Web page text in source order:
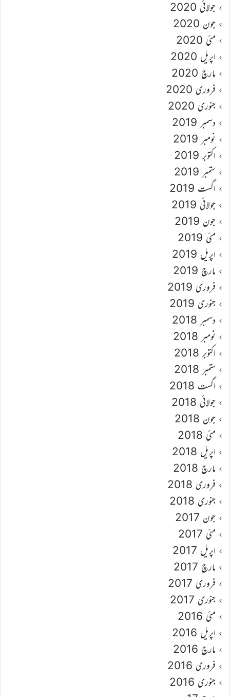
جولائی 2020
جون 2020
مئی 2020
اپریل 2020
مارچ 2020
فروری 2020
جنوری 2020
دسمبر 2019
نومبر 2019
اکتوبر 2019
ستمبر 2019
اگست 2019
جولائی 2019
جون 2019
مئی 2019
اپریل 2019
مارچ 2019
فروری 2019
جنوری 2019
دسمبر 2018
نومبر 2018
اکتوبر 2018
ستمبر 2018
اگست 2018
جولائی 2018
جون 2018
مئی 2018
اپریل 2018
مارچ 2018
فروری 2018
جنوری 2018
جون 2017
مئی 2017
اپریل 2017
مارچ 2017
فروری 2017
جنوری 2017
مئی 2016
اپریل 2016
مارچ 2016
فروری 2016
جنوری 2016